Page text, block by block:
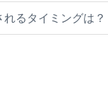
るタイミングは？